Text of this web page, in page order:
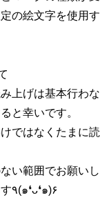
の絵文字を使用
上げは基本行わ
と幸いです。
ではなくたまに
い範囲でお願い
ありがとうございます٩(๑❛ᴗ❛๑)۶